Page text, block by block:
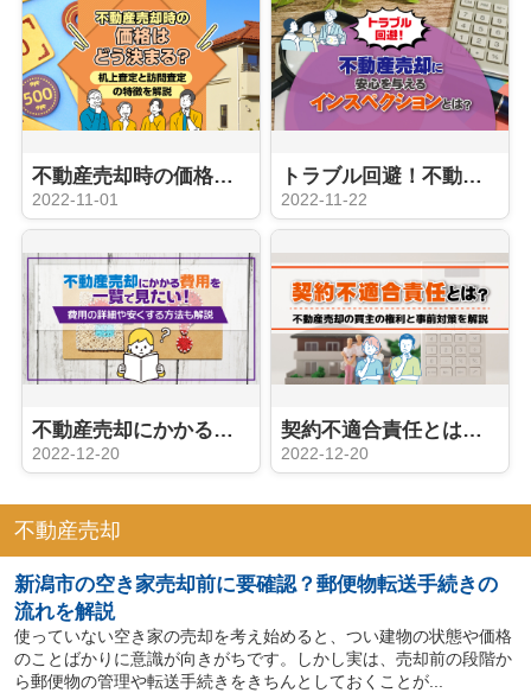
不動産売却時の価格はどう決まる？机上査定と訪問査定の特徴を解説
2022-11-01
トラブル回避！不動産売却に安心を与えるインスペクションとは？
2022-11-22
不動産売却にかかる費用を一覧で見たい！費用の詳細や安くする方法も解説
2022-12-20
契約不適合責任とは？不動産売却の買主の権利と事前対策を解説
2022-12-20
不動産売却
新潟市の空き家売却前に要確認？郵便物転送手続きの
流れを解説
使っていない空き家の売却を考え始めると、つい建物の状態や価格
のことばかりに意識が向きがちです。しかし実は、売却前の段階か
ら郵便物の管理や転送手続きをきちんとしておくことが...